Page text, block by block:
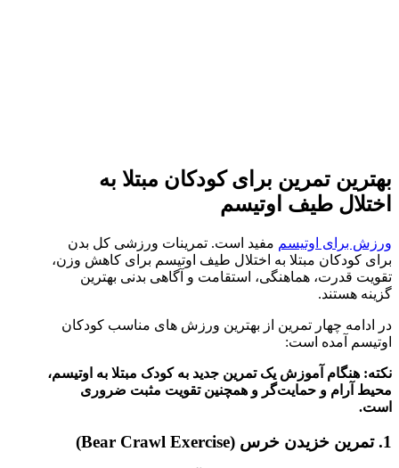
بهترین تمرین برای کودکان مبتلا به
اختلال طیف اوتیسم
ورزش برای اوتیسم مفید است. تمرینات ورزشی کل بدن
برای کودکان مبتلا به اختلال طیف اوتیسم برای کاهش وزن،
تقویت قدرت، هماهنگی، استقامت و آگاهی بدنی بهترین
گزینه هستند.
در ادامه چهار تمرین از بهترین ورزش های مناسب کودکان
اوتیسم آمده است:
نکته: هنگام آموزش یک تمرین جدید به کودک مبتلا به اوتیسم،
محیط آرام و حمایت‌گر و همچنین تقویت مثبت ضروری
است.
1. تمرین خزیدن خرس (Bear Crawl Exercise)